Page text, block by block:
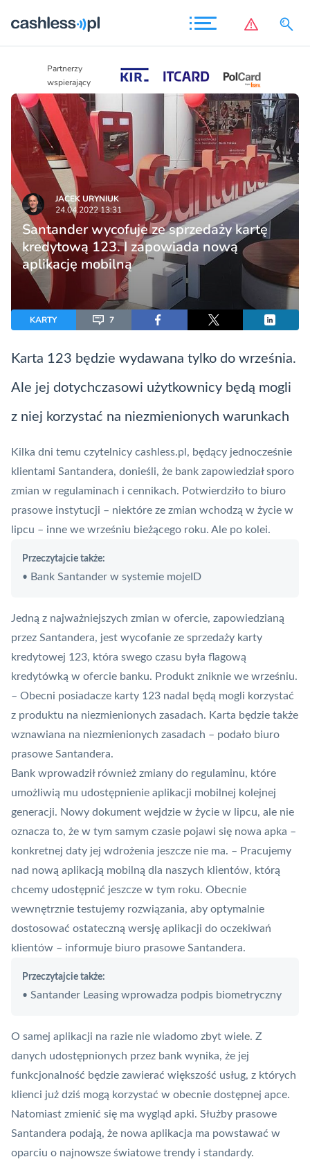
Partnerzy
wspierający
JACEK URYNIUK
24.04.2022 13:31
Santander wycofuje ze sprzedaży kartę
kredytową 123. I zapowiada nową
aplikację mobilną
KARTY 7
Karta 123 będzie wydawana tylko do września.
Ale jej dotychczasowi użytkownicy będą mogli
z niej korzystać na niezmienionych warunkach
Kilka dni temu czytelnicy cashless.pl, będący jednocześnie
klientami Santandera, donieśli, że bank zapowiedział sporo
zmian w regulaminach i cennikach. Potwierdziło to biuro
prasowe instytucji – niektóre ze zmian wchodzą w życie w
lipcu – inne we wrześniu bieżącego roku. Ale po kolei.
Przeczytajcie także:
• Bank Santander w systemie mojeID
Jedną z najważniejszych zmian w ofercie, zapowiedzianą
przez Santandera, jest wycofanie ze sprzedaży karty
kredytowej 123, która swego czasu była flagową
kredytówką w ofercie banku. Produkt zniknie we wrześniu.
– Obecni posiadacze karty 123 nadal będą mogli korzystać
z produktu na niezmienionych zasadach. Karta będzie także
wznawiana na niezmienionych zasadach – podało biuro
prasowe Santandera.
Bank wprowadził również zmiany do regulaminu, które
umożliwią mu udostępnienie aplikacji mobilnej kolejnej
generacji. Nowy dokument wejdzie w życie w lipcu, ale nie
oznacza to, że w tym samym czasie pojawi się nowa apka –
konkretnej daty jej wdrożenia jeszcze nie ma. – Pracujemy
nad nową aplikacją mobilną dla naszych klientów, którą
chcemy udostępnić jeszcze w tym roku. Obecnie
wewnętrznie testujemy rozwiązania, aby optymalnie
dostosować ostateczną wersję aplikacji do oczekiwań
klientów – informuje biuro prasowe Santandera.
Przeczytajcie także:
• Santander Leasing wprowadza podpis biometryczny
O samej aplikacji na razie nie wiadomo zbyt wiele. Z
danych udostępnionych przez bank wynika, że jej
funkcjonalność będzie zawierać większość usług, z których
klienci już dziś mogą korzystać w obecnie dostępnej apce.
Natomiast zmienić się ma wygląd apki. Służby prasowe
Santandera podają, że nowa aplikacja ma powstawać w
oparciu o najnowsze światowe trendy i standardy.